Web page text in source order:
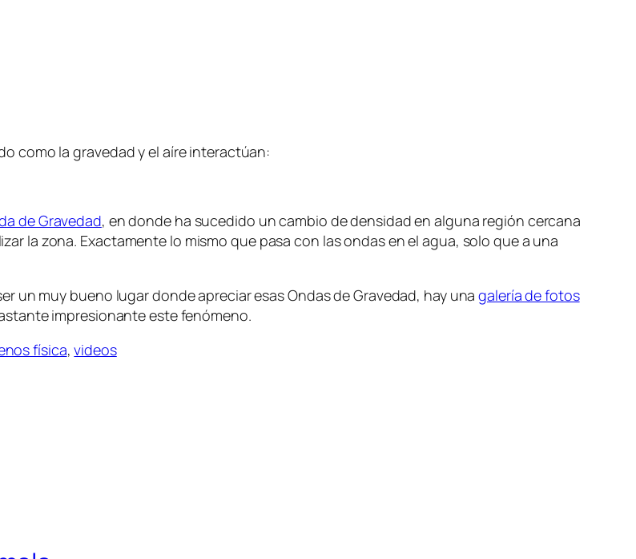
como la gravedad y el aíre interactúan:
de Gravedad, en donde ha sucedido un cambio de densidad en alguna región cercana
la zona. Exactamente lo mismo que pasa con las ondas en el agua, solo que a una
un muy bueno lugar donde apreciar esas Ondas de Gravedad, hay unagalería de fotos
impresionante este fenómeno.
física,videos